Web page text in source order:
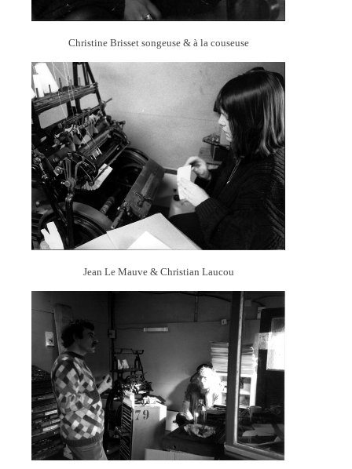
Christine Brisset songeuse & à la couseuse
Jean Le Mauve & Christian Laucou